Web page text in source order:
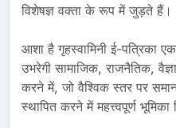
विशेषज्ञ वक्ता के रूप में जुड़ते हैं।
आशा है गृहस्वामिनी ई-पत्रिका
उभरेगी सामाजिक, राजनैतिक,
करने में, जो वैश्विक स्तर पर
स्थापित करने में महत्त्वपूर्ण भूमिका